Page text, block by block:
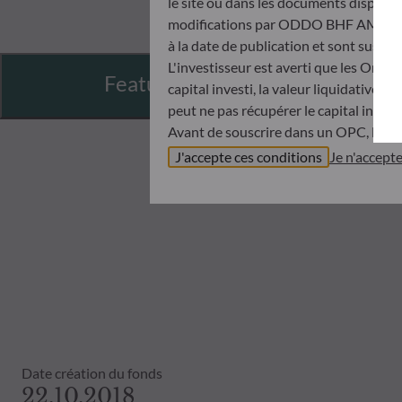
Features
Date création du fonds
22.10.2018
modifications par ODDO BHF AM à
à la date de publication et sont
L'investisseur est averti que les
capital investi, la valeur liquidative
peut ne pas récupérer le capital
Avant de souscrire dans un OPC,
Document d’informations Clés (DIC)
objectifs d’investissement, de son
ODDO BHF AM ne saurait
Les valeurs liquidatives affichées sur
Le traitement fiscal lié à
J'accepte ces conditions Je